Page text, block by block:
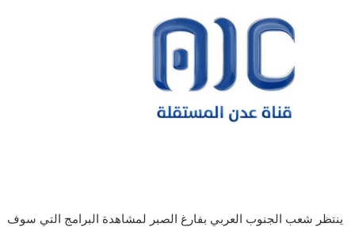
ينتظر شعب الجنوب العربي بفارغ الصبر لمشاهدة البرامج التي سوف